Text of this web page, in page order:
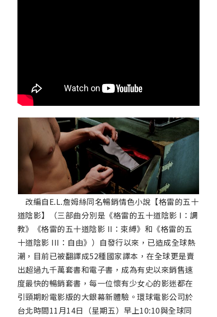
改編自E.L.詹姆絲同名暢銷情色小說【格雷的五十
道陰影】（三部曲分別是《格雷的五十道陰影 I：調
教》《格雷的五十道陰影 II：束縛》和《格雷的五
十道陰影 III：自由》）自發行以來，已造成全球熱
潮，目前已被翻譯成52種國家譯本，在全球更是賣
出超過九千萬套書和電子書，成為有史以來銷售速
度最快的暢銷套書，每一位懷有少女心的影迷都在
引頸期盼電影版的大銀幕新體驗。環球電影公司於
台北時間11月14日（星期五）早上10:10與全球同